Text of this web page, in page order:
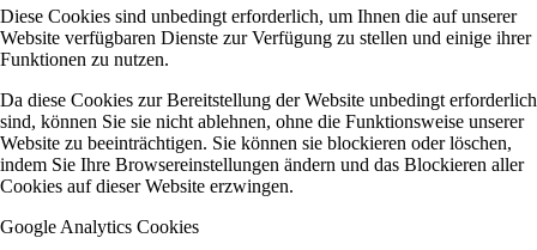
Diese Cookies sind unbedingt erforderlich, um Ihnen die auf unserer
Website verfügbaren Dienste zur Verfügung zu stellen und einige ihrer
Funktionen zu nutzen.
Da diese Cookies zur Bereitstellung der Website unbedingt erforderlich
sind, können Sie sie nicht ablehnen, ohne die Funktionsweise unserer
Website zu beeinträchtigen. Sie können sie blockieren oder löschen,
indem Sie Ihre Browsereinstellungen ändern und das Blockieren aller
Cookies auf dieser Website erzwingen.
Google Analytics Cookies